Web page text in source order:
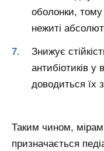
оболонки, тому
нежиті
Знижує
антибіотиків у
доводиться їх
Таким чином,
призначається